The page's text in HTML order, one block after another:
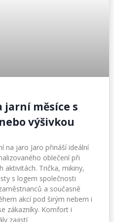
měsíce s
výšivkou
na jaro Jaro přináší ideální
oblečení při
aktivitách. Trička, mikiny,
s logem společnosti
a současně
akcí pod širým nebem i
zákazníky. Komfort i
zajistí